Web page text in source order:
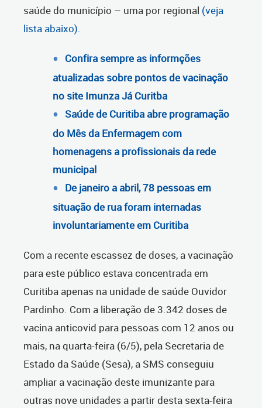
saúde do município – uma por regional (veja
lista abaixo).
Confira sempre as informções
atualizadas sobre pontos de vacinação
no site Imunza Já Curitba
Saúde de Curitiba abre programação
do Mês da Enfermagem com
homenagens a profissionais da rede
municipal
De janeiro a abril, 78 pessoas em
situação de rua foram internadas
involuntariamente em Curitiba
Com a recente escassez de doses, a vacinação
para este público estava concentrada em
Curitiba apenas na unidade de saúde Ouvidor
Pardinho. Com a liberação de 3.342 doses de
vacina anticovid para pessoas com 12 anos ou
mais, na quarta-feira (6/5), pela Secretaria de
Estado da Saúde (Sesa), a SMS conseguiu
ampliar a vacinação deste imunizante para
outras nove unidades a partir desta sexta-feira